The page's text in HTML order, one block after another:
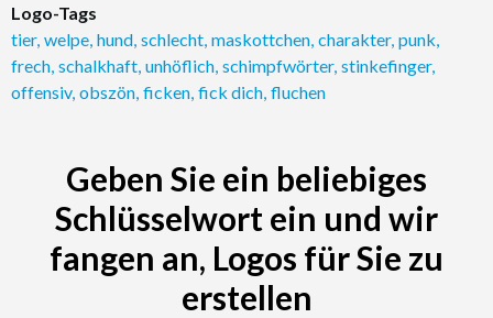
Logo-Tags
tier, welpe hund schlecht maskottchen charakter, punk
frech schalkhaft unhöflich schimpfwörter, stinkefinger,
offensiv, obszön ficken fick dich fluchen
Geben Sie ein beliebiges
Schlüsselwort ein und wir
fangen an, Logos für Sie zu
erstellen